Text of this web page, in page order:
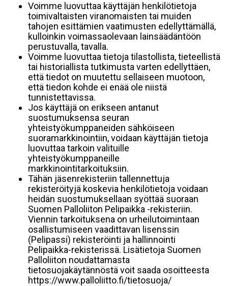
Voimme luovuttaa käyttäjän henkilötietoja
toimivaltaisten viranomaisten tai muiden
tahojen esittämien vaatimusten edellyttämällä,
kulloinkin voimassaolevaan lainsäädäntöön
perustuvalla, tavalla.
Voimme luovuttaa tietoja tilastollista, tieteellistä
tai historiallista tutkimusta varten edellyttäen,
että tiedot on muutettu sellaiseen muotoon,
että tiedon kohde ei enää ole niistä
tunnistettavissa.
Jos käyttäjä on erikseen antanut
suostumuksensa seuran
yhteistyökumppaneiden sähköiseen
suoramarkkinointiin, voidaan käyttäjän tietoja
luovuttaa tarkoin valituille
yhteistyökumppaneille
markkinointitarkoituksiin.
Tähän jäsenrekisteriin tallennettuja
rekisteröityjä koskevia henkilötietoja voidaan
heidän suostumuksellaan syöttää suoraan
Suomen Palloliiton Pelipaikka -rekisteriin.
Viennin tarkoituksena on urheilutoimintaan
osallistumiseen vaadittavan lisenssin
(Pelipassi) rekisteröinti ja hallinnointi
Pelipaikka-rekisterissä. Lisätietoja Suomen
Palloliiton noudattamasta
tietosuojakäytännöstä voit saada osoitteesta
https://www.palloliitto.fi/tietosuoja/